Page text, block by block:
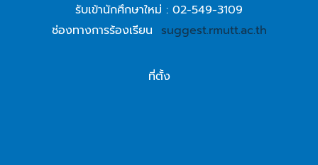
รับเข้านักศึกษาใหม่ : 02-549-3109
ช่องทางการร้องเรียน suggest.rmutt.ac.th
ที่ตั้ง